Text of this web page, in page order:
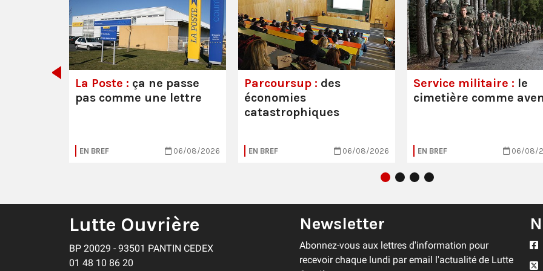
La Poste : ça ne passe
pas comme une lettre
EN BREF 06/08/2026
Parcoursup : des
économies
catastrophiques
EN BREF 06/08/2026
Service militaire : le
cimetière comme
EN BREF 06/08/
Lutte Ouvrière
BP 20029 - 93501 PANTIN CEDEX
01 48 10 86 20
Newsletter
Abonnez-vous aux lettres d'information pour
recevoir chaque lundi par email l'actualité de Lutte